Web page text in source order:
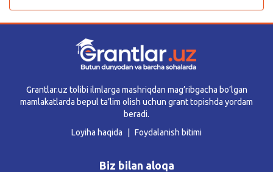
Grantlar.uz tolibi ilmlarga mashriqdan mag’ribgacha bo’lgan
mamlakatlarda bepul ta’lim olish uchun grant topishda yordam
beradi.
Loyiha haqida
Foydalanish bitimi
Biz bilan aloqa